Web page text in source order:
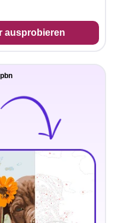
ausprobieren